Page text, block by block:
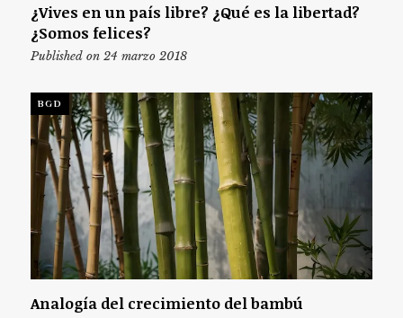
¿Vives en un país libre? ¿Qué es la libertad?
¿Somos felices?
Published on 24 marzo 2018
BGD
Analogía del crecimiento del bambú